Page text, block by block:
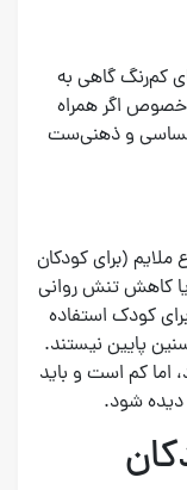
کم‌رنگ گاهی به
اگر همراه
و ذهنی‌ست
(برای کودکان
یا کاهش تنش روانی
کودک استفاده
پایین نیستند.
اما کم است و باید
دیده شود.